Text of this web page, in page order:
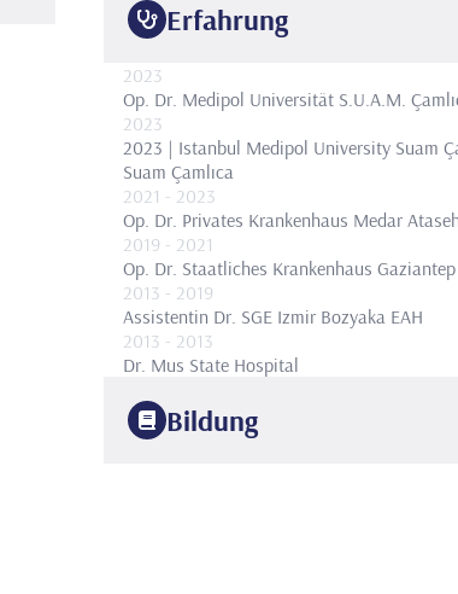
Erfahrung
2023
Op. Dr. Medipol Universität S.U.A.M.
2023
2023 | Istanbul Medipol University Suam
Suam Çamlıca
2021 - 2023
Op. Dr. Privates Krankenhaus Medar
2019 - 2021
Op. Dr. Staatliches Krankenhaus
2013 - 2019
Assistentin Dr. SGE Izmir Bozyaka EAH
2013 - 2013
Dr. Mus State Hospital
Bildung